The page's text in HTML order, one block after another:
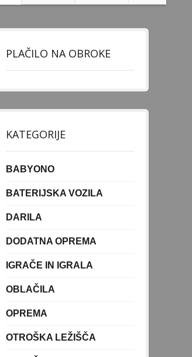
PLAČILO NA OBROKE
KATEGORIJE
BABYONO
BATERIJSKA VOZILA
DARILA
DODATNA OPREMA
IGRAČE IN IGRALA
OBLAČILA
OPREMA
OTROŠKA LEŽIŠČA